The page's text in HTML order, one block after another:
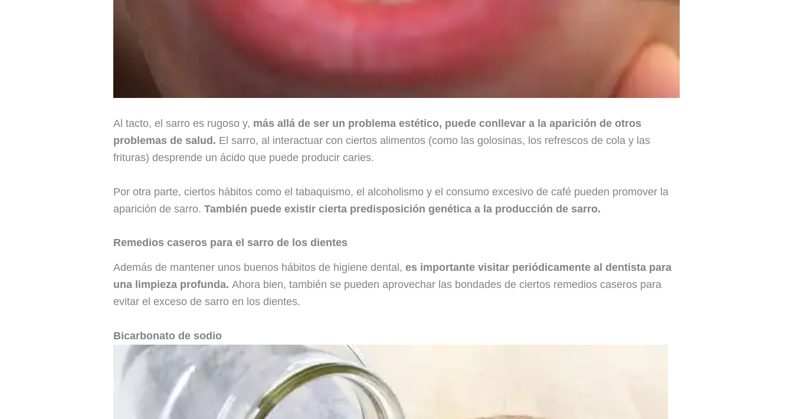
Al tacto, el sarro es rugoso y, más allá de ser un problema estético, puede conllevar a la aparición de otros
problemas de salud. El sarro, al interactuar con ciertos alimentos (como las golosinas, los refrescos de cola y las
frituras) desprende un ácido que puede producir caries.
Por otra parte, ciertos hábitos como el tabaquismo, el alcoholismo y el consumo excesivo de café pueden promover la
aparición de sarro.También puede existir cierta predisposición genética a la producción de sarro.
Remedios caseros para el sarro de los dientes
Además de mantener unos buenos hábitos de higiene dental,es importante visitar periódicamente al dentista para
una limpieza profunda. Ahora bien, también se pueden aprovechar las bondades de ciertos remedios caseros para
evitar el exceso de sarro en los dientes.
Bicarbonato de sodio